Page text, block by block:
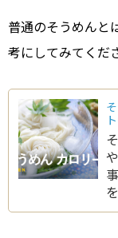
普通のそうめんと
考にしてみてくだ